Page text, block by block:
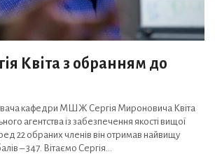
Квіта з обранням до
кафедри МШЖ Сергія Мироновича Квіта
агентства із забезпечення якості вищої
22 обраних членів він отримав найвищу
– 347. Вітаємо Сергія…